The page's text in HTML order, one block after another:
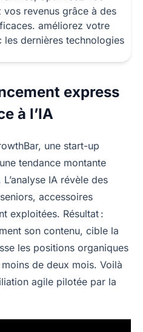
express
à l’IA
une start-up
tendance montante
IA révèle des
accessoires
exploitées. Résultat :
son contenu, cible la
les positions organiques
de deux mois. Voilà
agile pilotée par la